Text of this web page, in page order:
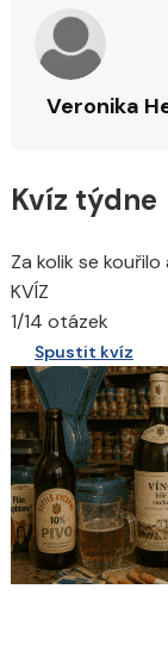
Veronika
Kvíz týdne
Za kolik se kouřilo
KVÍZ
1/14 otázek
Spustit kvíz